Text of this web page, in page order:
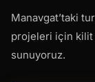
Manavgat’taki
projeleri için kilit
sunuyoruz.